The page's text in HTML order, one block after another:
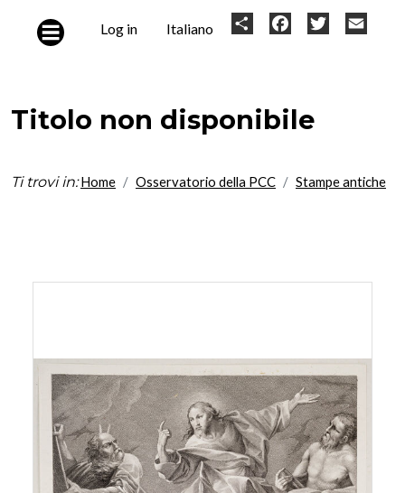
User
Log in Italiano Share FacebookTwitter
Titolo non disponibile
Ti trovi in: Home Osservatorio della PCC Stampe antiche